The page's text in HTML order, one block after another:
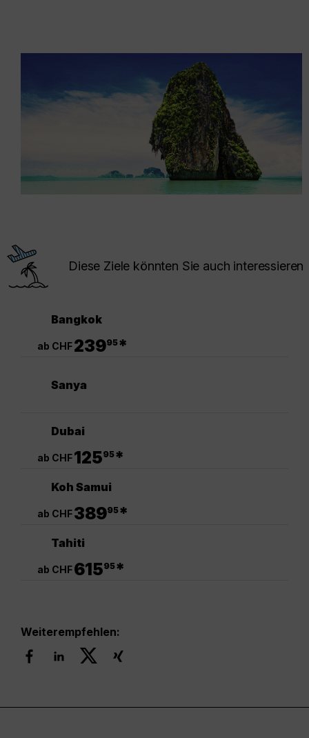
Diese Ziele könnten Sie auch interessieren
Bangkok
ab CHF23995*
Sanya
Dubai
ab CHF12595*
Koh Samui
ab CHF38995*
Tahiti
ab CHF61595*
Weiterempfehlen: